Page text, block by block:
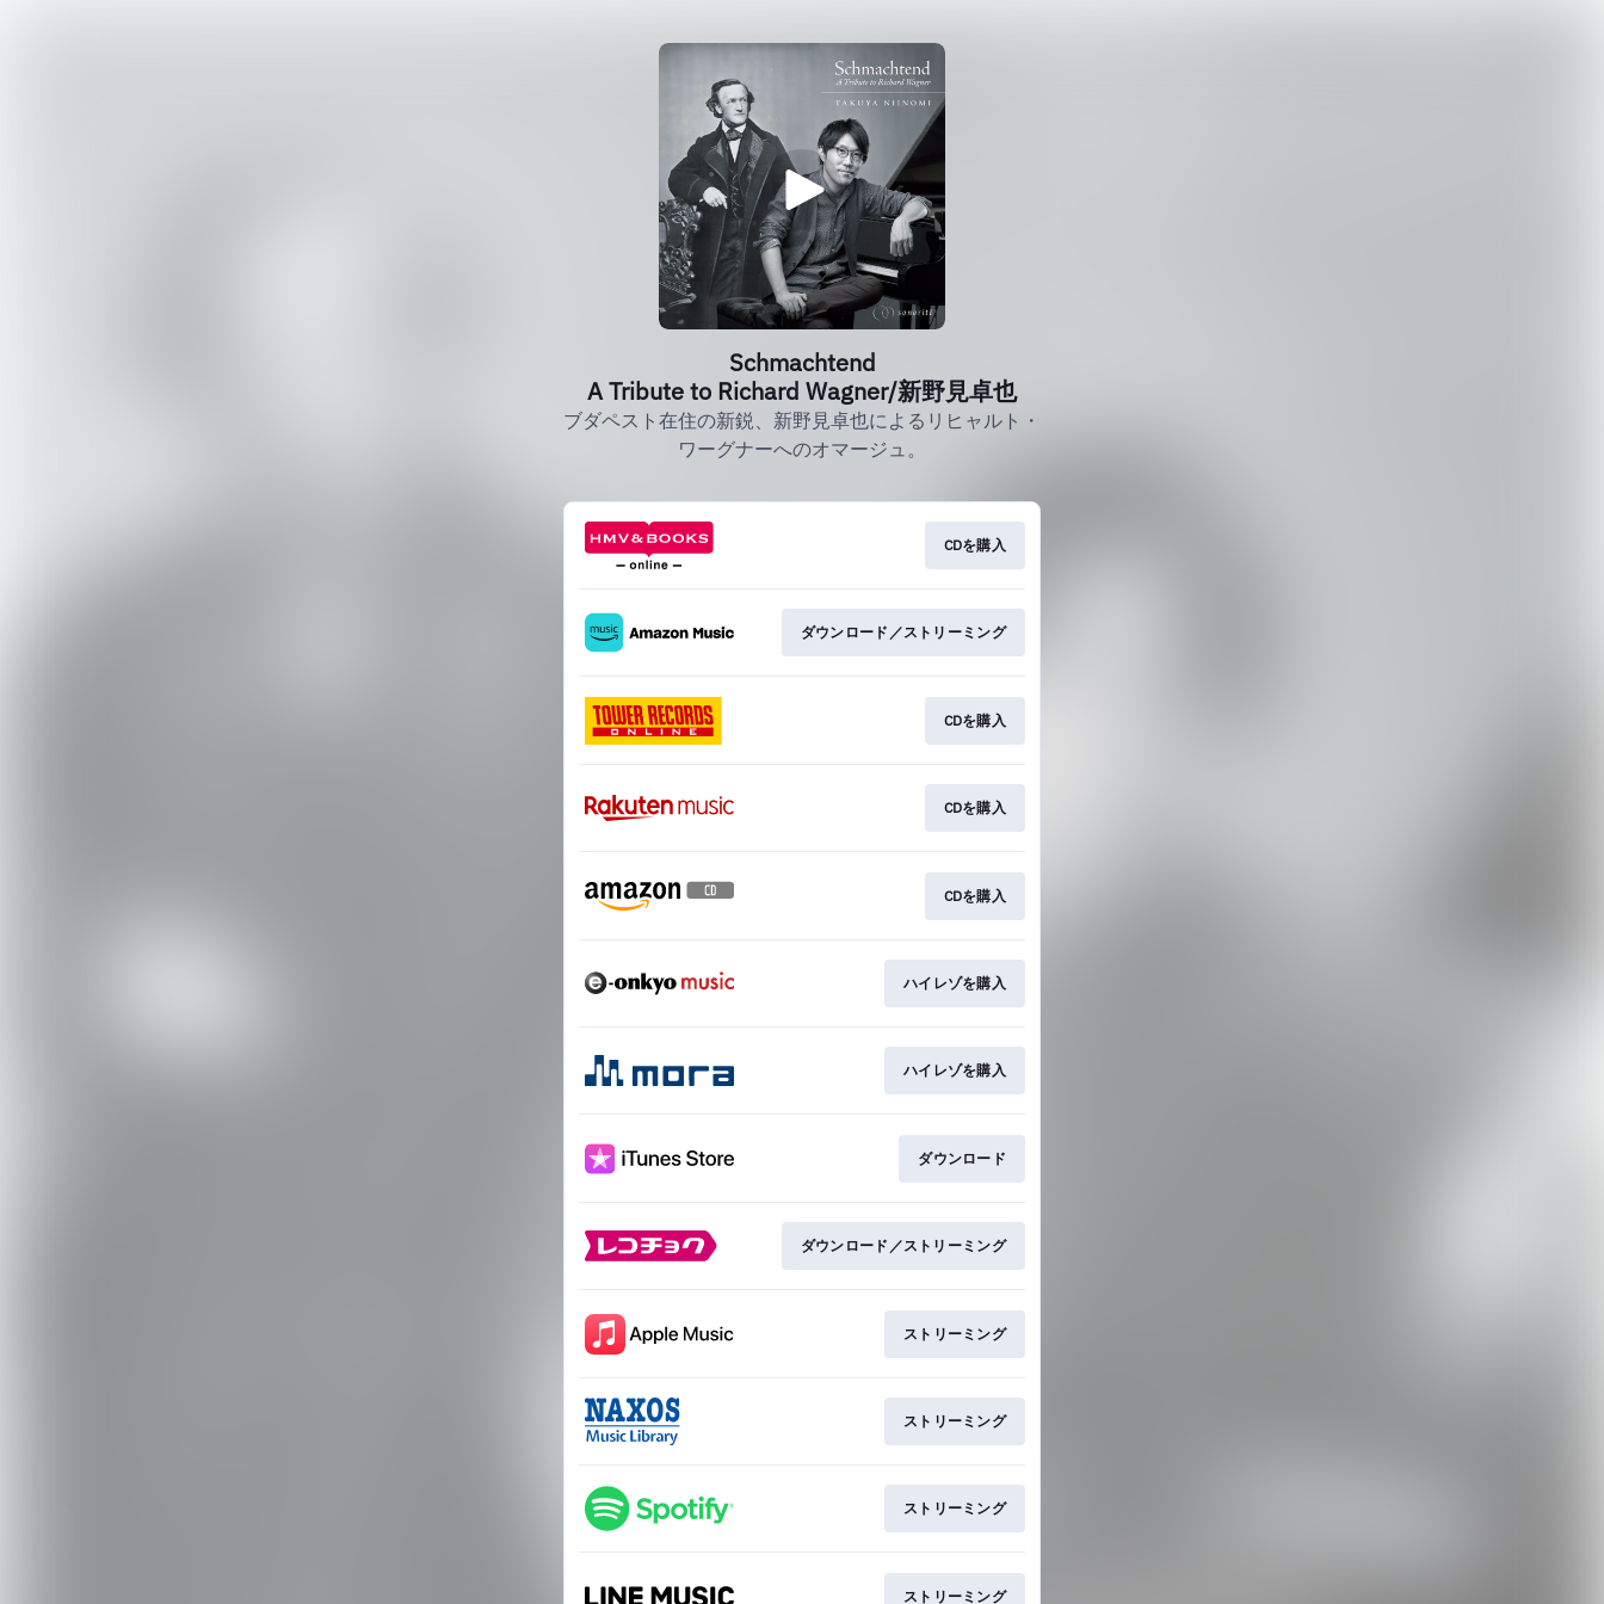
Schmachtend
A Tribute to Richard Wagner/新野見卓也
ブダペスト在住の新鋭、新野見卓也によるリヒャルト・
ワーグナーへのオマージュ。
CDを購入
ダウンロード／ストリーミング
CDを購入
CDを購入
CDを購入
ハイレゾを購入
ハイレゾを購入
ダウンロード
ダウンロード／ストリーミング
ストリーミング
ストリーミング
ストリーミング
ストリーミング